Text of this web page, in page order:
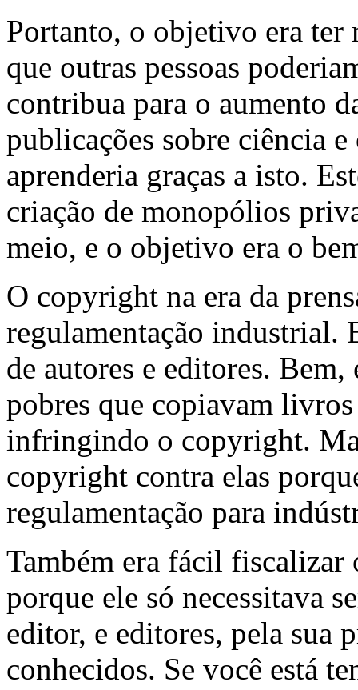
Portanto, o objetivo era ter
que outras pessoas
contribua para o aumento
publicações sobre ciência
aprenderia graças a isto.
criação de monopólios
meio, e o objetivo era o
O copyright na era da
regulamentação industrial.
de autores e editores.
pobres que copiavam
infringindo o copyright.
copyright contra elas
regulamentação para
Também era fácil fiscalizar
porque ele só necessitava
editor, e editores, pela sua
conhecidos. Se você está